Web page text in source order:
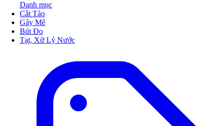
Danh mục
Cắt Tảo
Gây Mê
Bút Đo
Tạt, Xử Lý Nước